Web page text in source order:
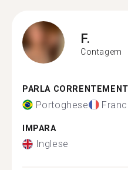
F.
Contagem
PARLA
Portoghese
IMPARA
Inglese